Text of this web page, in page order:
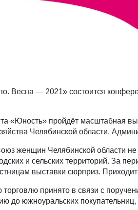
Весна — 2021» состоится
«Юность» пройдёт масштабная
Челябинской области,
женщин Челябинской области
и сельских территорий. За
выставки сюрприз.
принято в связи с
до южноуральских